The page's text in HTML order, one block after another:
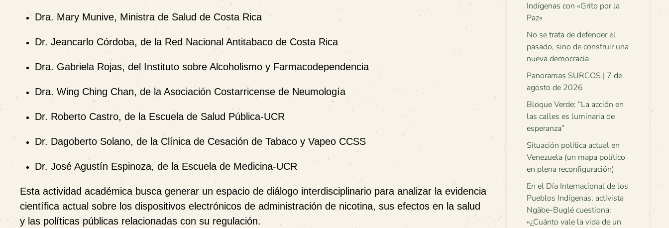
Dra. Mary Munive, Ministra de Salud de Costa Rica
Dr. Jeancarlo Córdoba, de la Red Nacional Antitabaco de Costa Rica
Dra. Gabriela Rojas, del Instituto sobre Alcoholismo y Farmacodependencia
Dra. Wing Ching Chan, de la Asociación Costarricense de Neumología
Dr. Roberto Castro, de la Escuela de Salud Pública-UCR
Dr. Dagoberto Solano, de la Clínica de Cesación de Tabaco y Vapeo CCSS
Dr. José Agustín Espinoza, de la Escuela de Medicina-UCR
Esta actividad académica busca generar un espacio de diálogo interdisciplinario para analizar la evidencia
científica actual sobre los dispositivos electrónicos de administración de nicotina, sus efectos en la salud
y las políticas públicas relacionadas con su regulación.
Indígenas con «Grito por la
Paz»
No se trata de defender el
pasado, sino de construir una
nueva democracia
Panoramas SURCOS | 7 de
agosto de 2026
Bloque Verde: “La acción en
las calles es luminaria de
esperanza”
Situación política actual en
Venezuela (un mapa político
en plena reconfiguración)
En el Día Internacional de los
Pueblos Indígenas, activista
Ngäbe-Buglé cuestiona:
«¿Cuánto vale la vida de un